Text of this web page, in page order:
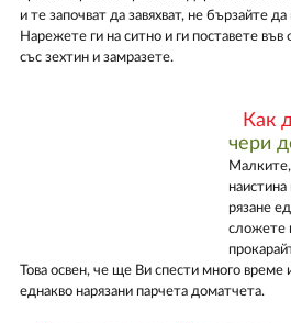
и те започват да завяхват, не бързайте
Нарежете ги на ситно и ги поставете
със зехтин и замразете.
Как
чери
рязане
сложете
Това освен, че ще Ви спести много
еднакво нарязани парчета доматчета.